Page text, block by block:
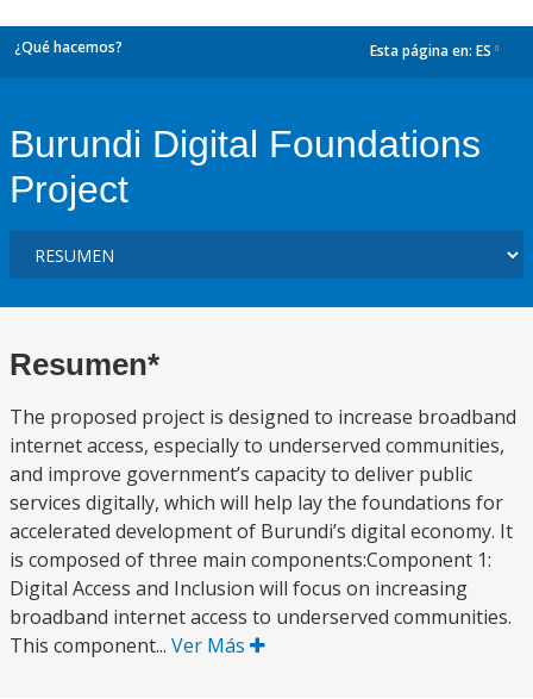
¿Qué hacemos? Esta página en: ES
Burundi Digital Foundations
Project
Resumen*
The proposed project is designed to increase broadband
internet access, especially to underserved communities,
and improve government’s capacity to deliver public
services digitally, which will help lay the foundations for
accelerated development of Burundi’s digital economy. It
is composed of three main components:Component 1:
Digital Access and Inclusion will focus on increasing
broadband internet access to underserved communities.
This component... Ver Más